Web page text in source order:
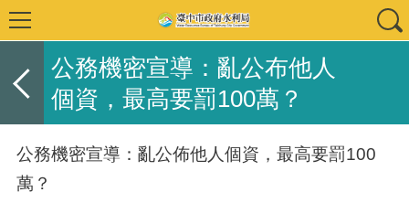
公務機密宣導：亂公布他人
個資，最高要罰100萬？
公務機密宣導：亂公佈他人個資，最高要罰100
萬？